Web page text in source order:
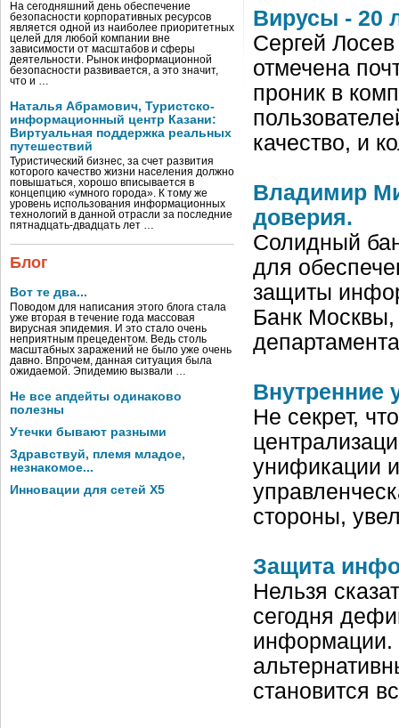
На сегодняшний день обеспечение
безопасности корпоративных ресурсов
является одной из наиболее приоритетных
целей для любой компании вне
зависимости от масштабов и сферы
деятельности. Рынок информационной
безопасности развивается, а это значит,
что и …
Наталья Абрамович, Туристско-
информационный центр Казани:
Виртуальная поддержка реальных
путешествий
Туристический бизнес, за счет развития
которого качество жизни населения должно
повышаться, хорошо вписывается в
концепцию «умного города». К тому же
уровень использования информационных
технологий в данной отрасли за последние
пятнадцать-двадцать лет …
Блог
Вот те два...
Поводом для написания этого блога стала
уже вторая в течение года массовая
вирусная эпидемия. И это стало очень
неприятным прецедентом. Ведь столь
масштабных заражений не было уже очень
давно. Впрочем, данная ситуация была
ожидаемой. Эпидемию вызвали …
Не все апдейты одинаково
полезны
Утечки бывают разными
Здравствуй, племя младое,
незнакомое...
Инновации для сетей X5
Вирусы - 20
Сергей
отмечена
проник в
качество, и
Владимир
доверия.
Солидный
для
защиты
Банк
Внутренние
Не секрет,
унификации
стороны,
Защита
Нельзя
сегодня
информации.
становится